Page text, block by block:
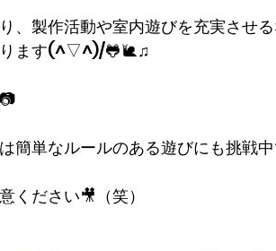
、製作活動や室内遊びを充実させ
ります(^▽^)/🐸🐌♫
簡単なルールのある遊びにも挑戦
ください🎥（笑）